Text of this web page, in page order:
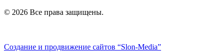
© 2026 Все права защищены.
Создание и продвижение сайтов “Slon-Media”